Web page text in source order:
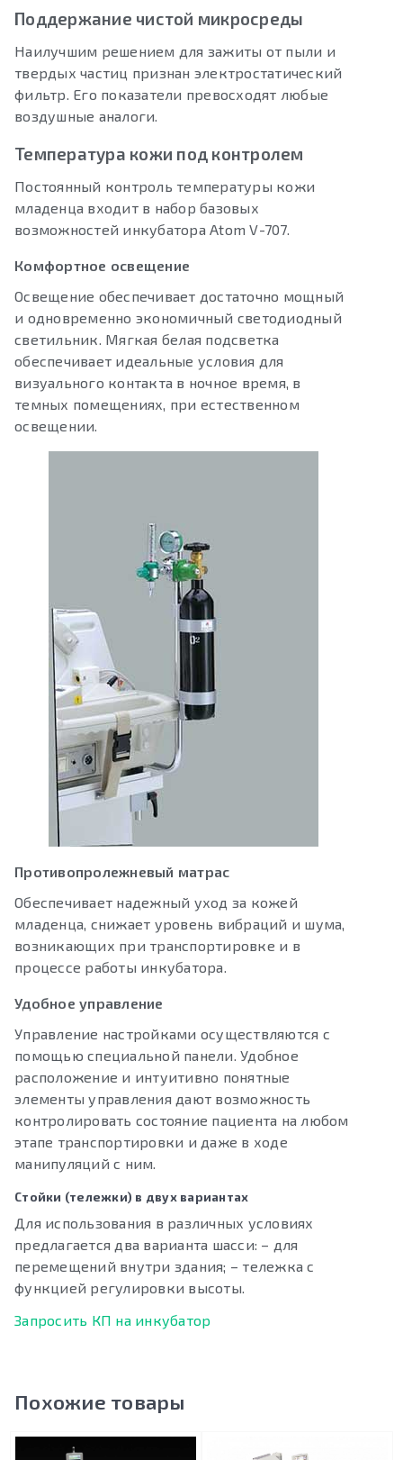
Поддержание чистой микросреды
Наилучшим решением для зажиты от пыли и
твердых частиц признан электростатический
фильтр. Его показатели превосходят любые
воздушные аналоги.
Температура кожи под контролем
Постоянный контроль температуры кожи
младенца входит в набор базовых
возможностей инкубатора Atom V-707.
Комфортное освещение
Освещение обеспечивает достаточно мощный
и одновременно экономичный светодиодный
светильник. Мягкая белая подсветка
обеспечивает идеальные условия для
визуального контакта в ночное время, в
темных помещениях, при естественном
освещении.
Противопролежневый матрас
Обеспечивает надежный уход за кожей
младенца, снижает уровень вибраций и шума,
возникающих при транспортировке и в
процессе работы инкубатора.
Удобное управление
Управление настройками осуществляются с
помощью специальной панели. Удобное
расположение и интуитивно понятные
элементы управления дают возможность
контролировать состояние пациента на любом
этапе транспортировки и даже в ходе
манипуляций с ним.
Стойки (тележки) в двух вариантах
Для использования в различных условиях
предлагается два варианта шасси: – для
перемещений внутри здания; – тележка с
функцией регулировки высоты.
Запросить КП на инкубатор
Похожие товары